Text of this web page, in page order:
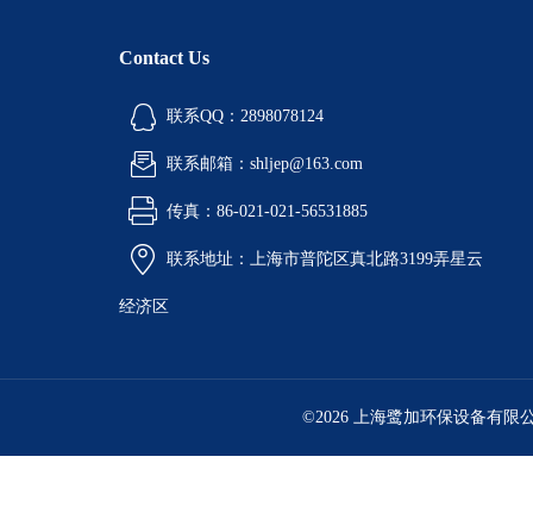
Contact Us
联系QQ：2898078124
联系邮箱：shljep@163.com
传真：86-021-021-56531885
联系地址：上海市普陀区真北路3199弄星云
经济区
©2026 上海鹭加环保设备有限